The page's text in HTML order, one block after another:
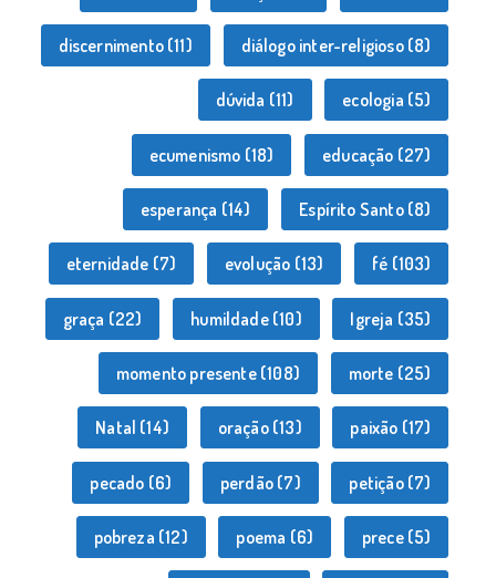
discernimento(11) diálogo inter-religioso(8)
dúvida (11) ecologia (5)
ecumenismo (18) educação (27)
esperança (14) Espírito Santo(8)
eternidade (7) evolução (13) fé (103)
graça (22) humildade(10) Igreja (35)
momento presente(108) morte (25)
Natal (14) oração(13) paixão (17)
pecado (6) perdão(7) petição(7)
pobreza (12) poema (6) prece(5)